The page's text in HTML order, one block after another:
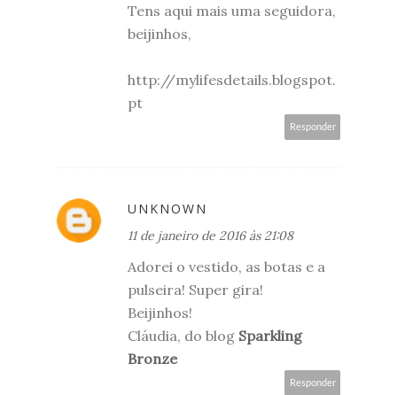
Tens aqui mais uma seguidora,
beijinhos,
http://mylifesdetails.blogspot.
pt
Responder
UNKNOWN
11 de janeiro de 2016 às 21:08
Adorei o vestido, as botas e a
pulseira! Super gira!
Beijinhos!
Cláudia, do blog Sparkling
Bronze
Responder